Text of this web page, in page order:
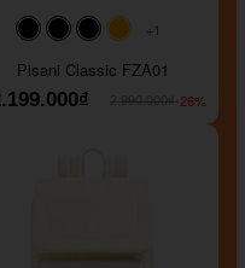
#000000#000000#000000
+1
Pisani Classic FZA01
-26%